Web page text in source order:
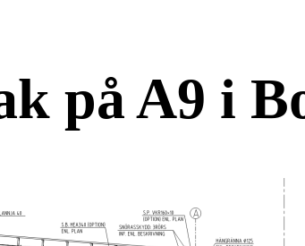
på A9 i